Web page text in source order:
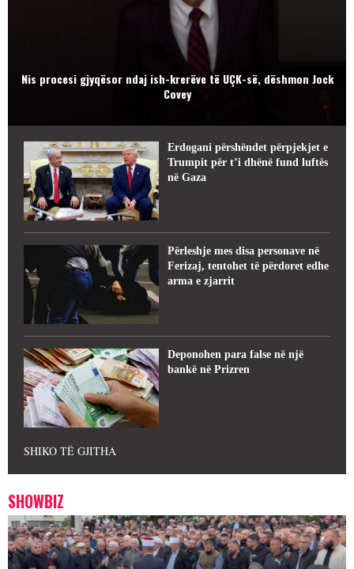
Nis procesi gjyqësor ndaj ish-krerëve të UÇK-së, dëshmon Jock
Covey
Erdogani përshëndet përpjekjet e
Trumpit për t’i dhënë fund luftës
në Gaza
Përleshje mes disa personave në
Ferizaj, tentohet të përdoret edhe
arma e zjarrit
Deponohen para false në një
bankë në Prizren
SHIKO TË GJITHA
SHOWBIZ